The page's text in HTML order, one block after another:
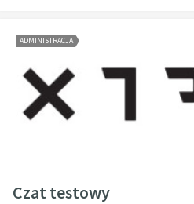
ADMINISTRACJA
Czat testowy